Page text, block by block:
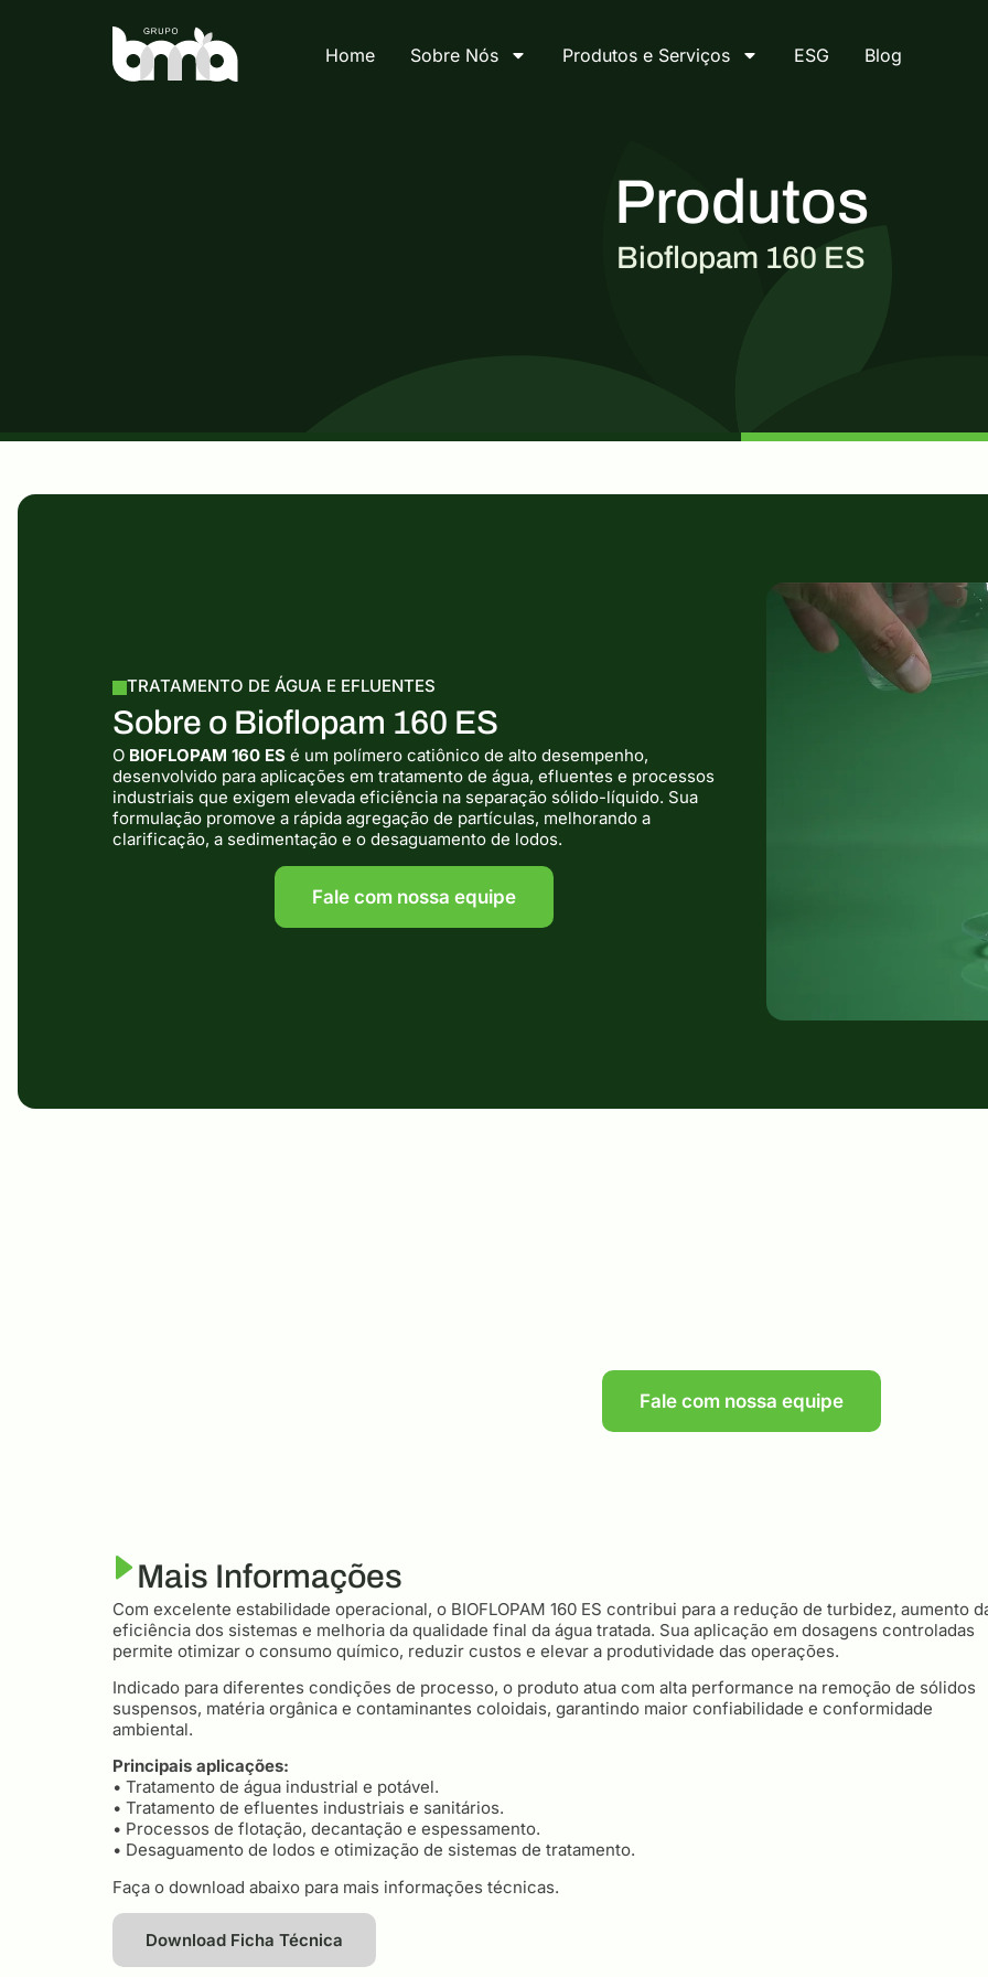
Home Sobre Nós Produtos e Serviços ESG Blog
Produtos
Bioflopam 160 ES
TRATAMENTO DE ÁGUA E EFLUENTES
Sobre o Bioflopam 160 ES
O BIOFLOPAM 160 ES é um polímero catiônico de alto desempenho,
desenvolvido para aplicações em tratamento de água, efluentes e processos
industriais que exigem elevada eficiência na separação sólido-líquido. Sua
formulação promove a rápida agregação de partículas, melhorando a
clarificação, a sedimentação e o desaguamento de lodos.
Fale com nossa equipe
Fale com nossa equipe
Mais Informações
Com excelente estabilidade operacional, o BIOFLOPAM 160 ES contribui para a redução de turbidez, aumento
eficiência dos sistemas e melhoria da qualidade final da água tratada. Sua aplicação em dosagens controladas
permite otimizar o consumo químico, reduzir custos e elevar a produtividade das operações.
Indicado para diferentes condições de processo, o produto atua com alta performance na remoção de sólidos
suspensos, matéria orgânica e contaminantes coloidais, garantindo maior confiabilidade e conformidade
ambiental.
Principais aplicações:
• Tratamento de água industrial e potável.
• Tratamento de efluentes industriais e sanitários.
• Processos de flotação, decantação e espessamento.
• Desaguamento de lodos e otimização de sistemas de tratamento.
Faça o download abaixo para mais informações técnicas.
Download Ficha Técnica